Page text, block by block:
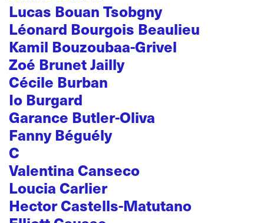
Lucas Bouan Tsobgny
Léonard Bourgois Beaulieu
Kamil Bouzoubaa-Grivel
Zoé Brunet Jailly
Cécile Burban
Io Burgard
Garance Butler-Oliva
Fanny Béguély
C
Valentina Canseco
Loucia Carlier
Hector Castells-Matutano